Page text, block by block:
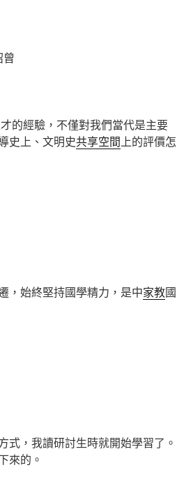
的經驗，不僅對我們當代是主要
史上、文明史共享空間上的評價怎
，始終堅持國學精力，是中家教國
式，我讀研討生時就開始學習了。
來的。